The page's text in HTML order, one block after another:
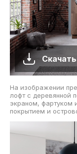
Скачать
На изображении
лофт с деревянной
экраном, фартуком
покрытием и